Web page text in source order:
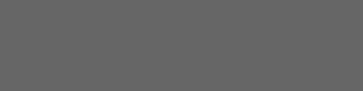
erforderlich.